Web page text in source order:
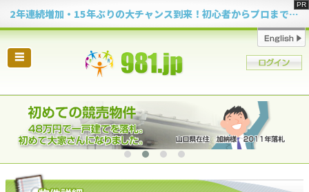
2年連続増加・15年ぶりの大チャンス到来！初心者からプロまで網羅する「競売不動産・超実践投資セミナー」♦神奈川県 横浜 in 神奈川
☰